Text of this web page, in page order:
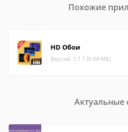
Похожие
HD Обои
Версия: 1.1.1 (0.94 МБ)
Актуальные